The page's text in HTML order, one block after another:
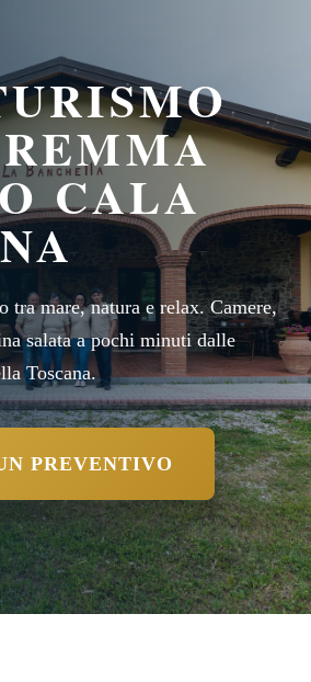
CALA
tra mare, natura e relax. Camere,
salata a pochi minuti dalle
Toscana.
PREVENTIVO